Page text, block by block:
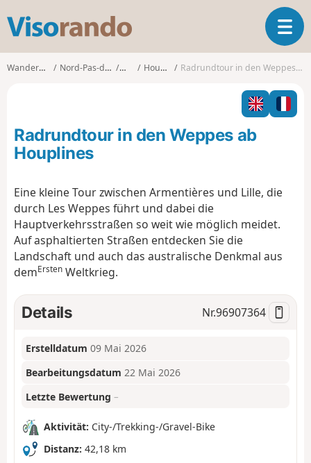
s
o
T
o
l
n
Wanderungen Nord-Pas-de-Calais Nord Houplines Radrundtour in den Weppes ab Houplines
Radrundtour in den Weppes ab
Houplines
Eine kleine Tour zwischen Armentières und Lille, die
durch Les Weppes führt und dabei die
Hauptverkehrsstraßen so weit wie möglich meidet.
Auf asphaltierten Straßen entdecken Sie die
Landschaft und auch das australische Denkmal aus
demErsten Weltkrieg.
Details Nr.96907364
Erstelldatum 09 Mai 2026
Bearbeitungsdatum 22 Mai 2026
Letzte Bewertung –
Aktivität: City-/Trekking-/Gravel-Bike
Distanz: 42,18 km